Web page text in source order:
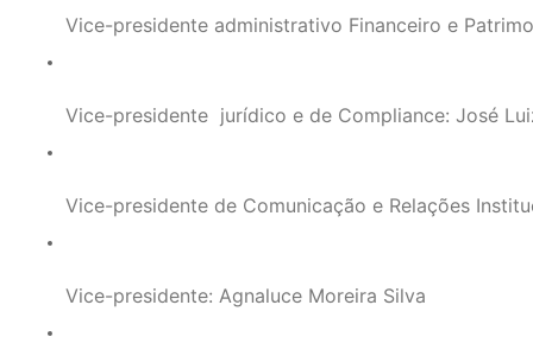
Vice-presidente administrativo Financeiro e
Vice-presidente  jurídico e de Compliance: José
Vice-presidente de Comunicação e Relações
Vice-presidente: Agnaluce Moreira Silva